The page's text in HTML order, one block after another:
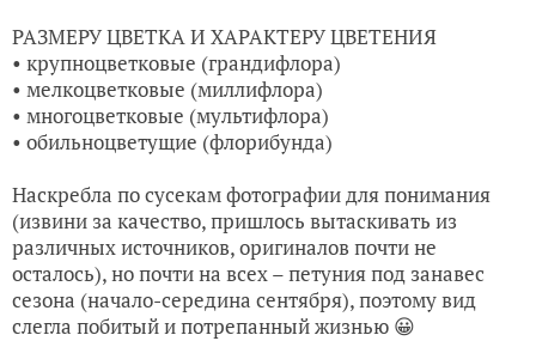
РАЗМЕРУ ЦВЕТКА И ХАРАКТЕРУ ЦВЕТЕНИЯ
• крупноцветковые (грандифлора)
• мелкоцветковые (миллифлора)
• многоцветковые (мультифлора)
• обильноцветущие (флорибунда)
Наскребла по сусекам фотографии для понимания
(извини за качество, пришлось вытаскивать из
различных источников, оригиналов почти не
осталось), но почти на всех – петуния под занавес
сезона (начало-середина сентября), поэтому вид
слегла побитый и потрепанный жизнью 😀